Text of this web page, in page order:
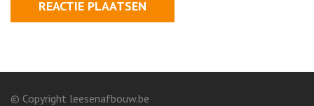
© Copyright leesenafbouw.be